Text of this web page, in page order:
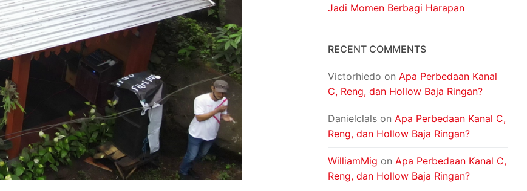
Jadi Momen Berbagi Harapan
RECENT COMMENTS
Victorhiedo on Apa Perbedaan Kanal
C, Reng, dan Hollow Baja Ringan?
Danielclals on Apa Perbedaan Kanal C,
Reng, dan Hollow Baja Ringan?
WilliamMig on Apa Perbedaan Kanal C,
Reng, dan Hollow Baja Ringan?